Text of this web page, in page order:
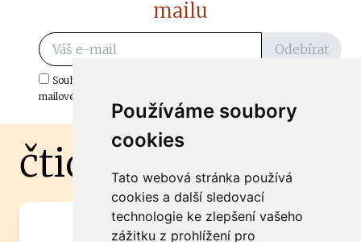
Používáme soubory
cookies
Tato webová stránka používá
cookies a další sledovací
technologie ke zlepšení vašeho
zážitku z prohlížení pro
mailu
Odebírat
Souhlasím s odběrem důležitých zpráv ze ČtiDoma.cz do mé e-
mailové schránky.
čtidoma.cz
Máte zajímavou informaci? Chcete